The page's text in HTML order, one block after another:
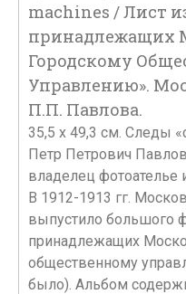
machines / Лист
принадлежащих
Городскому
Управлению».
П.П. Павлова.
35,5 х 49,3 см. Следы
Петр Петрович
владелец фотоателье
В 1912-1913 гг.
выпустило большого
принадлежащих
общественному
было). Альбом